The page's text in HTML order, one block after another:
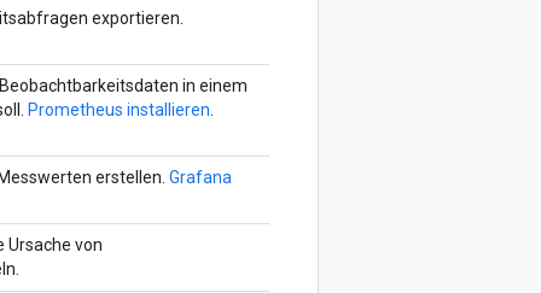
exportieren.
in einem
Prometheus installieren
erstellen. Grafana
Ursache von